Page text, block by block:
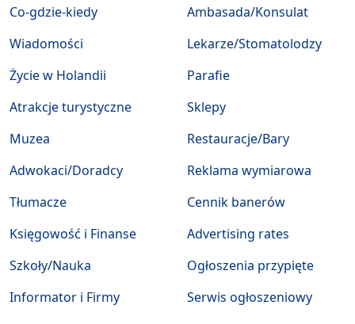
Co-gdzie-kiedy
Wiadomości
Życie w Holandii
Atrakcje turystyczne
Muzea
Ambasada/Konsulat
Lekarze/Stomatolodzy
Parafie
Sklepy
Restauracje/Bary
Adwokaci/Doradcy
Tłumacze
Księgowość i Finanse
Szkoły/Nauka
Informator i Firmy
Reklama wymiarowa
Cennik banerów
Advertising rates
Ogłoszenia przypięte
Serwis ogłoszeniowy